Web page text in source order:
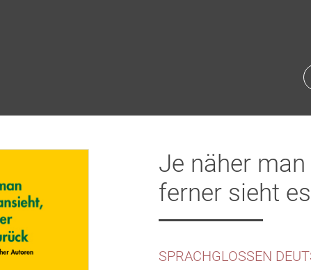
Je näher
ferner sieht
SPRACHGLOSSEN